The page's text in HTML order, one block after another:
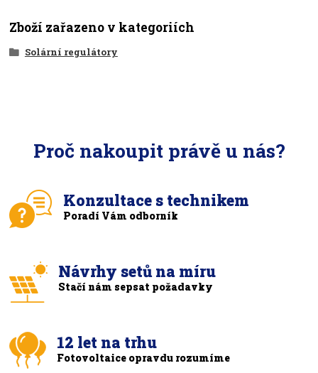
Zboží zařazeno v kategoriích
Solární regulátory
Proč nakoupit právě u nás?
Konzultace s technikem
Poradí Vám odborník
Návrhy setů na míru
Stačí nám sepsat požadavky
12 let na trhu
Fotovoltaice opravdu rozumíme